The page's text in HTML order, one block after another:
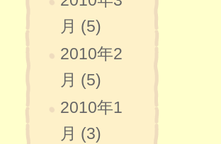
月 (5)
2010年2
月 (5)
2010年1
月 (3)